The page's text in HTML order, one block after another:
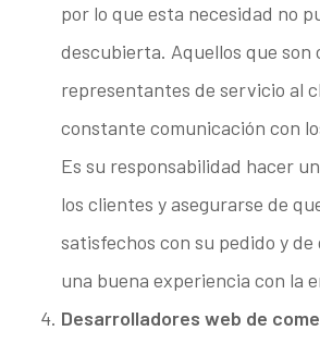
por lo que esta necesidad no
descubierta. Aquellos que son
representantes de servicio al
constante comunicación con
Es su responsabilidad hacer
los clientes y asegurarse de
satisfechos con su pedido y
una buena experiencia con la
Desarrolladores web de